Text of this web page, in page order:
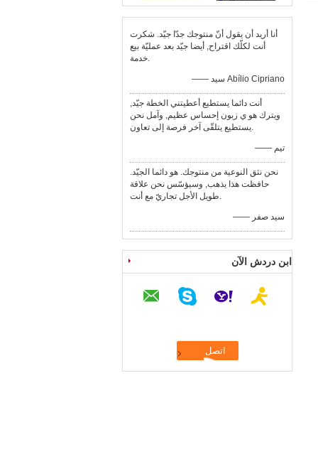
أنا أريد أن يقول أنّ منتوجك جدّا جيّد. شكرت
أنت لكلّك اقتراح, أيضا جيّد بعد عمليّة بيع
خدمة.
—— سيد Abílio Cipriano
أنت دائما يستطيع أعطيتني الخطة جيّد,
ويترك هو ي زبون إحساس عظيم, وآمل نحن
يستطيع يتلقّى آخر فرصة إلى تعاون.
—— تيم
نحن نثق النوعية من منتوجك. هو دائما الجيّد.
حافظت هذا يذهب, وسيؤسّس نحن علاقة
طويل الأجل تجاريّ مع أنت.
—— سيد صفر
ابن دردش الآن